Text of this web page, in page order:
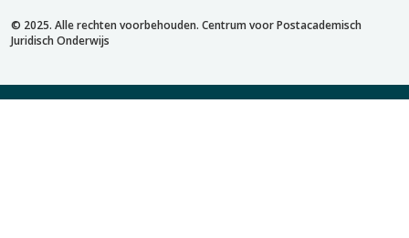
© 2025. Alle rechten voorbehouden. Centrum voor Postacademisch
Juridisch Onderwijs
Inschrijven met account